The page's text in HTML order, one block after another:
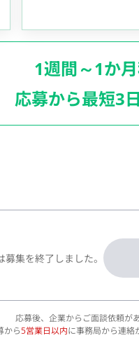
1週間～1か
応募から最短3
募集を終了しました。
応募後、企業からご面談依頼が
から5営業日以内に事務局から連絡